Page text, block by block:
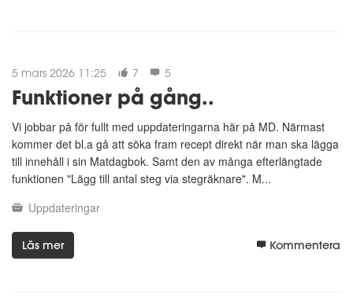
5 mars 2026 11:25 7 5
Funktioner på gång..
Vi jobbar på för fullt med uppdateringarna här på MD. Närmast
kommer det bl.a gå att söka fram recept direkt när man ska lägga
till innehåll i sin Matdagbok. Samt den av många efterlängtade
funktionen "Lägg till antal steg via stegräknare". M...
Uppdateringar
Läs mer Kommentera